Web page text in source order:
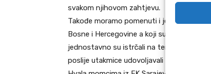
svakom njihovom zahtjevu.
Takođe moramo pomenuti i
Bosne i Hercegovine a koji su se
jednostavno su istrčali na teren, pozdravili
poslije utakmice udovoljavali brojnim